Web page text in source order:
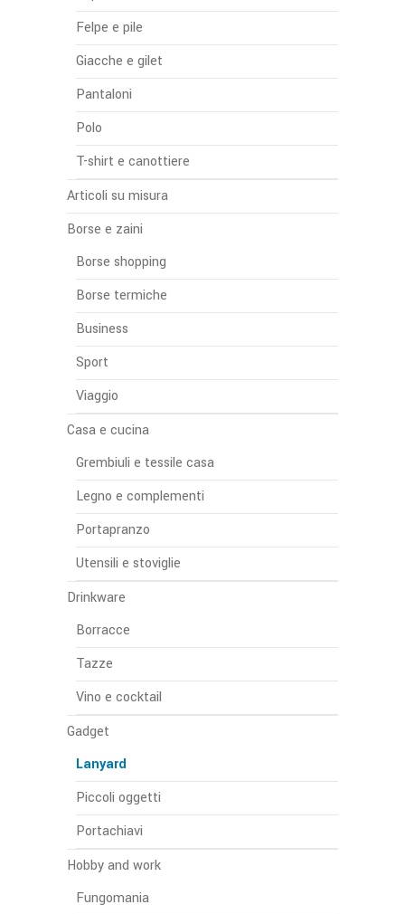
Felpe e pile
Giacche e gilet
Pantaloni
Polo
T-shirt e canottiere
Articoli su misura
Borse e zaini
Borse shopping
Borse termiche
Business
Sport
Viaggio
Casa e cucina
Grembiuli e tessile casa
Legno e complementi
Portapranzo
Utensili e stoviglie
Drinkware
Borracce
Tazze
Vino e cocktail
Gadget
Lanyard
Piccoli oggetti
Portachiavi
Hobby and work
Fungomania